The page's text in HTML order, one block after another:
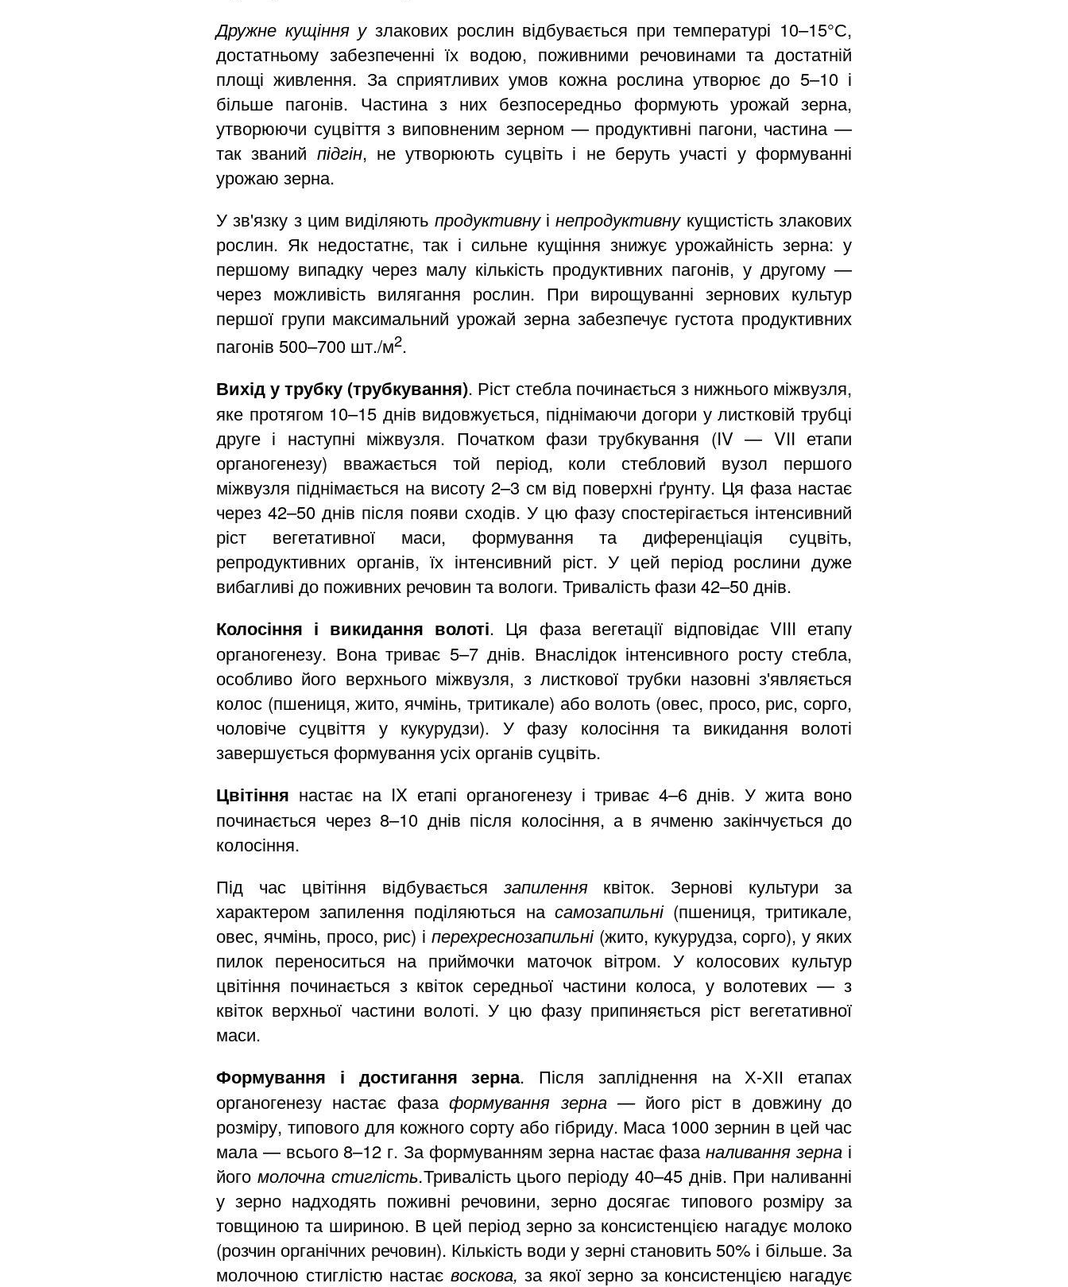
Дружне кущіння узлакових рослин відбувається при температурі 10–15°С,
достатньому забезпеченні їх водою, поживними речовинами та достатній
площі живлення. За сприятливих умов кожна рослина утворює до 5–10 і
більше пагонів. Частина з них безпосередньо формують урожай зерна,
утворюючи суцвіття з виповненим зерном — продуктивні пагони, частина —
так званий підгін, не утворюють суцвіть і не беруть участі у формуванні
урожаю зерна.
У зв'язку з цим виділяють продуктивну і непродуктивну кущистість злакових
рослин. Як недостатнє, так і сильне кущіння знижує урожайність зерна: у
першому випадку через малу кількість продуктивних пагонів, у другому —
через можливість вилягання рослин. При вирощуванні зернових культур
першої групи максимальний урожай зерна забезпечує густота продуктивних
пагонів 500–700 шт./м2.
Вихід у трубку (трубкування). Ріст стебла починається з нижнього міжвузля,
яке протягом 10–15 днів видовжується, піднімаючи догори у листковій трубці
друге і наступні міжвузля. Початком фази трубкування (IV — VII етапи
органогенезу) вважається той період, коли стебловий вузол першого
міжвузля піднімається на висоту 2–3 см від поверхні ґрунту. Ця фаза настає
через 42–50 днів після появи сходів. У цю фазу спостерігається інтенсивний
ріст вегетативної маси, формування та диференціація суцвіть,
репродуктивних органів, їх інтенсивний ріст. У цей період рослини дуже
вибагливі до поживних речовин та вологи. Тривалість фази 42–50 днів.
Колосіння і викидання волоті. Ця фаза вегетації відповідає VIII етапу
органогенезу. Вона триває 5–7 днів. Внаслідок інтенсивного росту стебла,
особливо його верхнього міжвузля, з листкової трубки назовні з'являється
колос (пшениця, жито, ячмінь, тритикале) або волоть (овес, просо, рис, сорго,
чоловіче суцвіття у кукурудзи). У фазу колосіння та викидання волоті
завершується формування усіх органів суцвіть.
Цвітіння настає на IX етапі органогенезу і триває 4–6 днів. У жита воно
починається через 8–10 днів після колосіння, а в ячменю закінчується до
колосіння.
Під час цвітіння відбувається запиленняквіток. Зернові культури за
характером запилення поділяються на самозапильні(пшениця, тритикале,
овес, ячмінь, просо, рис) і перехреснозапильні(жито, кукурудза, сорго), у яких
пилок переноситься на приймочки маточок вітром. У колосових культур
цвітіння починається з квіток середньої частини колоса, у волотевих — з
квіток верхньої частини волоті. У цю фазу припиняється ріст вегетативної
маси.
Формування і достигання зерна. Після запліднення на Х-ХІІ етапах
органогенезу настає фазаформування зерна —його ріст в довжину до
розміру, типового для кожного сорту або гібриду. Маса 1000 зернин в цей час
мала — всього 8–12 г. За формуванням зерна настає фазаналивання зерна і
його молочна стиглість.Тривалість цього періоду 40–45 днів. При наливанні
у зерно надходять поживні речовини, зерно досягає типового розміру за
товщиною та шириною. В цей період зерно за консистенцією нагадує молоко
(розчин органічних речовин). Кількість води у зерні становить 50% і більше. За
молочною стиглістю настає воскова, за якої зерно за консистенцією нагадує